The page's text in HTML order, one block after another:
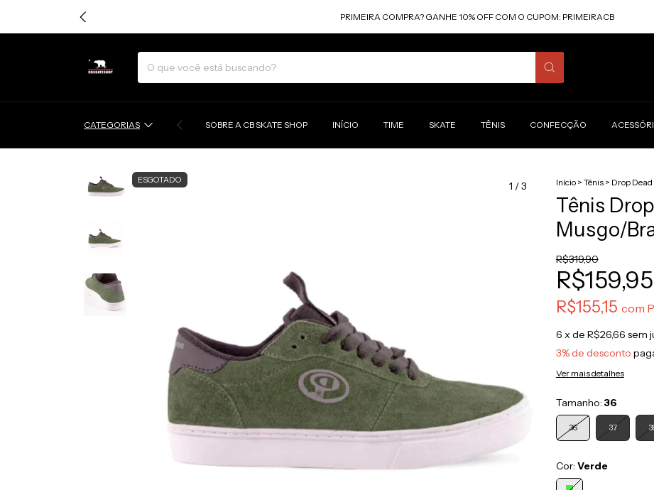
PRIMEIRA COMPRA? GANHE 10% OFF COM O CUPOM: PRIMEIRACB
CATEGORIAS SOBRE A CB SKATE SHOP INÍCIO TIME SKATE TÊNIS CONFECÇÃO
ESGOTADO 1 /3 Início > Tênis > Drop Dead
Tênis
Musgo/
R$319,90
R$159,95
R$155,15 com
6 x de R$26,66 sem
3% de desconto
Ver mais detalhes
Tamanho: 36
36 37
Cor: Verde